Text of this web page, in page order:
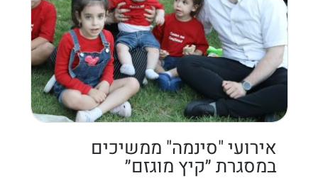
אירועי "סינמה" ממשיכים
במסגרת ״קיץ מוגזם״